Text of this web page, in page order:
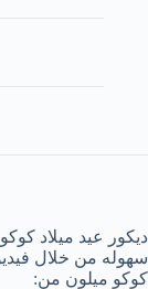
ديكور عيد ميلاد
سهوله من خلال
كوكو ميلون من: